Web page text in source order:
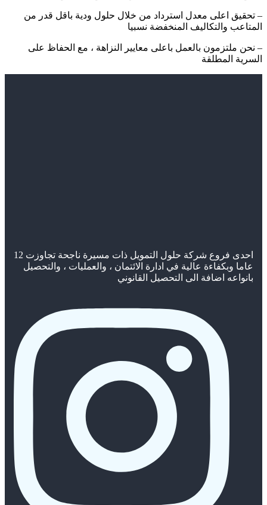
– تحقيق اعلى معدل استرداد من خلال حلول ودية باقل قدر من
المتاعب والتكاليف المنخفضة نسبيا
– نحن ملتزمون بالعمل باعلى معايير النزاهة ، مع الحفاظ على
السرية المطلقة
احدى فروع شركة حلول التمويل ذات مسيرة ناجحة تجاوزت 12
عاما وبكفاءة عالية في ادارة الائتمان ، والعمليات ، والتحصيل
بانواعه اضافة الى التحصيل القانوني